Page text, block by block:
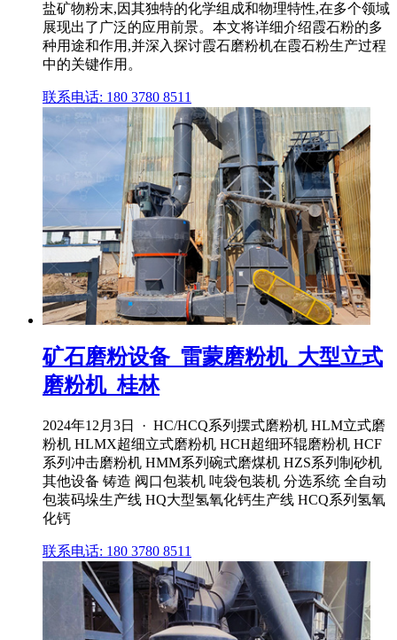
盐矿物粉末,因其独特的化学组成和物理特性,在多个领域
展现出了广泛的应用前景。本文将详细介绍霞石粉的多
种用途和作用,并深入探讨霞石磨粉机在霞石粉生产过程
中的关键作用。
联系电话: 180 3780 8511
矿石磨粉设备_雷蒙磨粉机_大型立式
磨粉机_桂林
2024年12月3日 · HC/HCQ系列摆式磨粉机 HLM立式磨
粉机 HLMX超细立式磨粉机 HCH超细环辊磨粉机 HCF
系列冲击磨粉机 HMM系列碗式磨煤机 HZS系列制砂机
其他设备 铸造 阀口包装机 吨袋包装机 分选系统 全自动
包装码垛生产线 HQ大型氢氧化钙生产线 HCQ系列氢氧
化钙
联系电话: 180 3780 8511